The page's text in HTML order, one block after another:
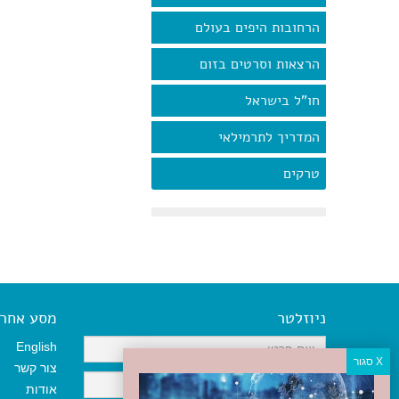
הרחובות היפים בעולם
הרצאות וסרטים בזום
חו"ל בישראל
המדריך לתרמילאי
טרקים
ניוזלטר מסע אחר
English
צור קשר
אודות